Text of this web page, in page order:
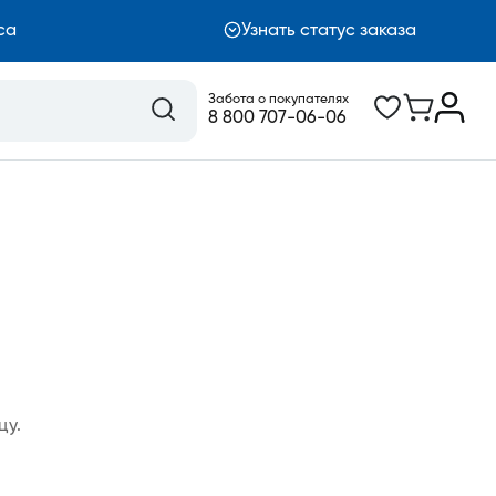
Узнать статус заказа
Забота о покупателях
8 800 707-06-06